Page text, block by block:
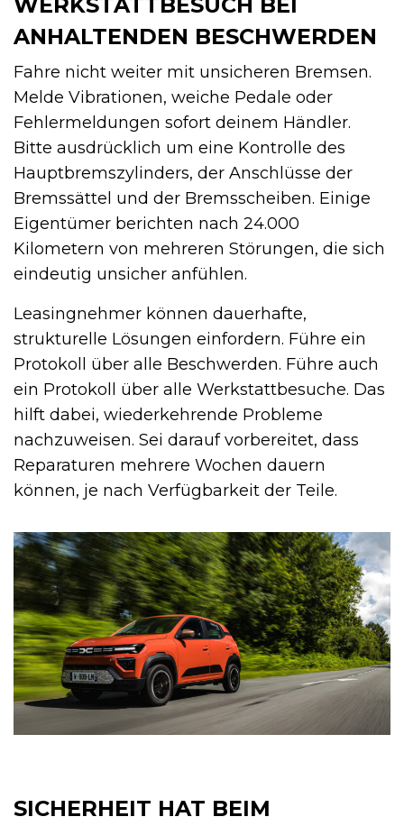
ANHALTENDEN BESCHWERDEN
Fahre nicht weiter mit unsicheren Bremsen.
Melde Vibrationen, weiche Pedale oder
Fehlermeldungen sofort deinem Händler.
Bitte ausdrücklich um eine Kontrolle des
Hauptbremszylinders, der Anschlüsse der
Bremssättel und der Bremsscheiben. Einige
Eigentümer berichten nach 24.000
Kilometern von mehreren Störungen, die sich
eindeutig unsicher anfühlen.
Leasingnehmer können dauerhafte,
strukturelle Lösungen einfordern. Führe ein
Protokoll über alle Beschwerden. Führe auch
ein Protokoll über alle Werkstattbesuche. Das
hilft dabei, wiederkehrende Probleme
nachzuweisen. Sei darauf vorbereitet, dass
Reparaturen mehrere Wochen dauern
können, je nach Verfügbarkeit der Teile.
SICHERHEIT HAT BEIM